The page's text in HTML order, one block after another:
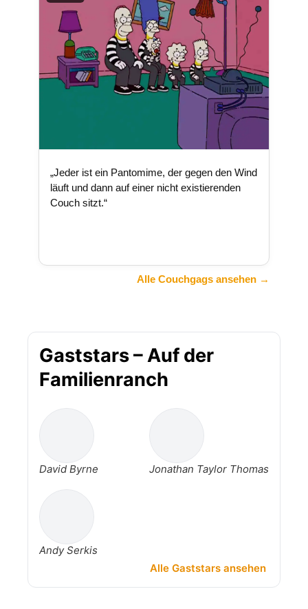
„Jeder ist ein Pantomime, der gegen den Wind
läuft und dann auf einer nicht existierenden
Couch sitzt.“
Alle Couchgags ansehen →
Gaststars – Auf der
Familienranch
David Byrne Jonathan Taylor Thomas
Andy Serkis
Alle Gaststars ansehen